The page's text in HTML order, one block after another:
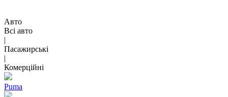
Авто
Всі авто
|
Пасажирські
|
Комерційні
Puma